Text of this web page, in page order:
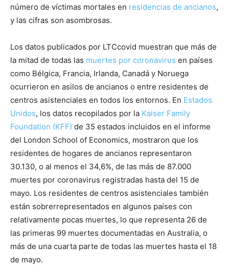
número de víctimas mortales en residencias de ancianos,
y las cifras son asombrosas.
Los datos publicados por LTCcovid muestran que más de
la mitad de todas las muertes por coronavirus en países
como Bélgica, Francia, Irlanda, Canadá y Noruega
ocurrieron en asilos de ancianos o entre residentes de
centros asistenciales en todos los entornos. En Estados
Unidos, los datos recopilados por la Kaiser Family
Foundation (KFF) de 35 estados incluidos en el informe
del London School of Economics, mostraron que los
residentes de hogares de ancianos representaron
30.130, o al menos el 34,6%, de las más de 87.000
muertes por coronavirus registradas hasta del 15 de
mayo. Los residentes de centros asistenciales también
están sobrerrepresentados en algunos países con
relativamente pocas muertes, lo que representa 26 de
las primeras 99 muertes documentadas en Australia, o
más de una cuarta parte de todas las muertes hasta el 18
de mayo.